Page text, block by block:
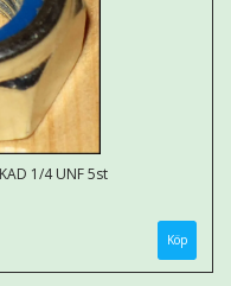
1/4 UNF 5st